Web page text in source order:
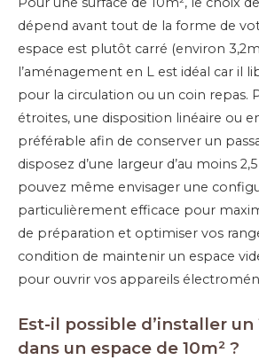
dépend avant tout de la forme de
espace est plutôt carré (environ
l’aménagement en L est idéal car il
pour la circulation ou un coin repas.
étroites, une disposition linéaire ou
préférable afin de conserver un
disposez d’une largeur d’au moins
pouvez même envisager une
particulièrement efficace pour
de préparation et optimiser vos
condition de maintenir un espace
pour ouvrir vos appareils
Est-il possible d’installer
dans un espace de 10m² ?